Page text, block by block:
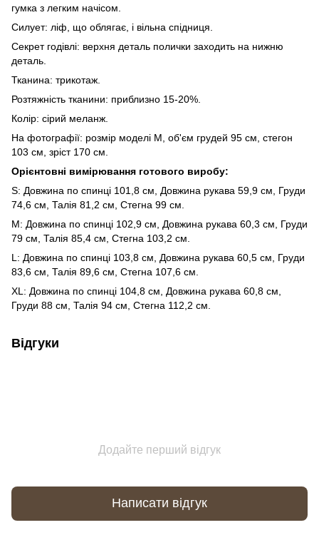
гумка з легким начісом.
Силует: ліф, що облягає, і вільна спідниця.
Секрет годівлі: верхня деталь полички заходить на нижню
деталь.
Тканина: трикотаж.
Розтяжність тканини: приблизно 15-20%.
Колір: сірий меланж.
На фотографії: розмір моделі М, об'єм грудей 95 см, стегон
103 см, зріст 170 см.
Орієнтовні вимірювання готового виробу:
S: Довжина по спинці 101,8 см, Довжина рукава 59,9 см, Груди
74,6 см, Талія 81,2 см, Стегна 99 см.
М: Довжина по спинці 102,9 см, Довжина рукава 60,3 см, Груди
79 см, Талія 85,4 см, Стегна 103,2 см.
L: Довжина по спинці 103,8 см, Довжина рукава 60,5 см, Груди
83,6 см, Талія 89,6 см, Стегна 107,6 см.
XL: Довжина по спинці 104,8 см, Довжина рукава 60,8 см,
Груди 88 см, Талія 94 см, Стегна 112,2 см.
Відгуки
Додайте перший відгук
Написати відгук